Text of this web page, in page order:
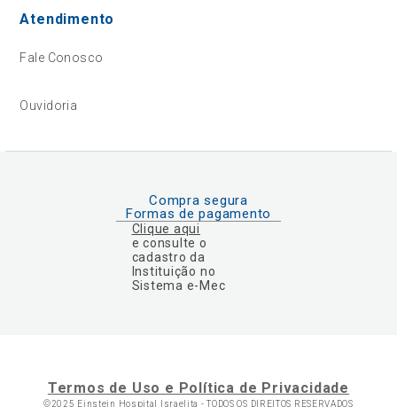
Atendimento
Fale Conosco
Ouvidoria
Compra segura
Formas de pagamento
Clique aqui
e consulte o
cadastro da
Instituição no
Sistema e-Mec
Termos de Uso e Política de Privacidade
©2025 Einstein Hospital Israelita -TODOS OS DIREITOS RESERVADOS